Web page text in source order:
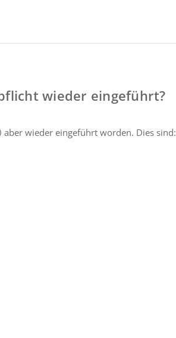
wieder eingeführt?
wieder eingeführt worden. Dies sind: